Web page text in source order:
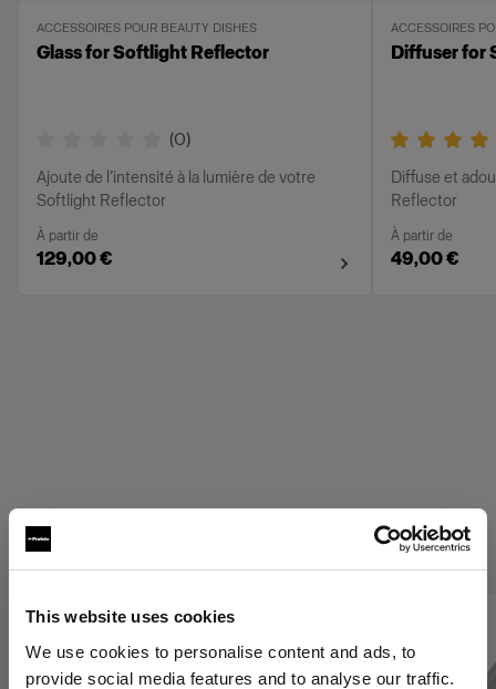
This website uses cookies
We use cookies to personalise content and ads, to
provide social media features and to analyse our traffic.
ACCESSOIRES POUR BEAUTY DISHES
Glass for Softlight Reflector
(0)
Ajoute de l’intensité à la lumière de votre
Softlight Reflector
À partir de
129,00 €
ACCESSOIRES
Diffuser for
Diffuse et
Reflector
À partir de
49,00 €
Profoto Grids